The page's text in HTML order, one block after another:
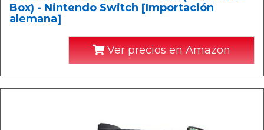
Box) - Nintendo Switch [Importación
alemana]
Ver precios en Amazon